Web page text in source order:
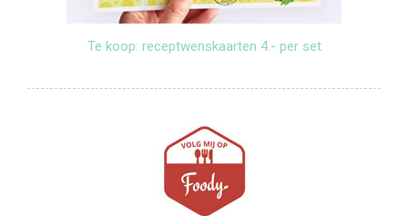
Te koop: receptwenskaarten 4.- per set